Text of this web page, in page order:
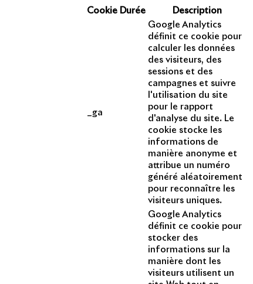
Cookie Durée Description
_ga
Google Analytics
définit ce cookie pour
calculer les données
des visiteurs, des
sessions et des
campagnes et suivre
l'utilisation du site
pour le rapport
d'analyse du site. Le
cookie stocke les
informations de
manière anonyme et
attribue un numéro
généré aléatoirement
pour reconnaître les
visiteurs uniques.
Google Analytics
définit ce cookie pour
stocker des
informations sur la
manière dont les
visiteurs utilisent un